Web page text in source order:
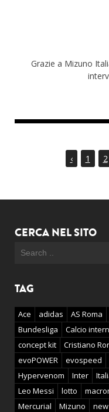
Grazie a Mizuno
‹ 1 2
CERCA NEL SITO
TAG
Ace adidas AS Roma
Bundesliga
Calcio
concept kit
Cristiano
evoPOWER
evospeed
Hypervenom
Inter
Leo Messi
lotto
Mercurial
Mizuno